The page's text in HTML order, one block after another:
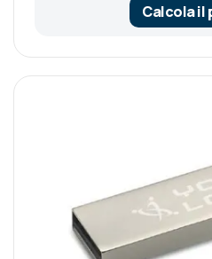
Calcola il